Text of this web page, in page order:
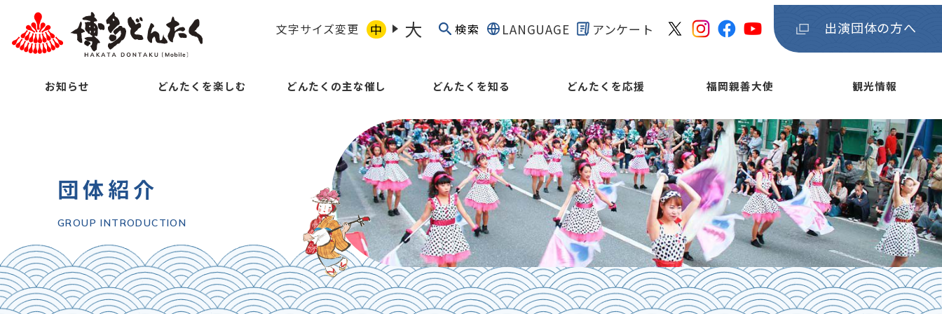
文字サイズ変更 中 大 検索 LANGUAGE アンケート 出演団体の方へ
お知らせ どんたくを楽しむ どんたくの主な催し どんたくを知る どんたくを応援 福岡親善大使 観光情報
団体紹介
GROUP INTRODUCTION